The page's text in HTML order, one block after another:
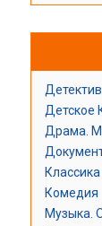
Детское
Драма.
Комедия
Музыка.